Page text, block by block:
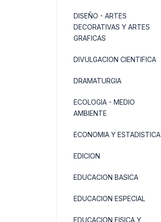
DISEÑO - ARTES
DECORATIVAS Y ARTES
GRAFICAS
DIVULGACION CIENTIFICA
DRAMATURGIA
ECOLOGIA - MEDIO
AMBIENTE
ECONOMIA Y ESTADISTICA
EDICION
EDUCACION BASICA
EDUCACION ESPECIAL
EDUCACION FISICA Y